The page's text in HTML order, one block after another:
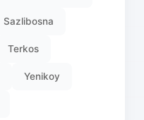
Sazlibosna
Terkos
Yenikoy